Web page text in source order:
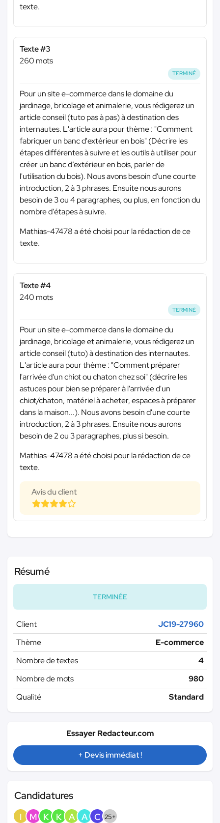
texte.
Texte #3
260 mots
TERMINÉ
Pour un site e-commerce dans le domaine du
jardinage, bricolage et animalerie, vous rédigerez un
article conseil (tuto pas à pas) à destination des
internautes. L'article aura pour thème : "Comment
fabriquer un banc d'extérieur en bois" (Décrire les
étapes différentes à suivre et les outils à utiliser pour
créer un banc d’extérieur en bois, parler de
l'utilisation du bois). Nous avons besoin d'une courte
introduction, 2 à 3 phrases. Ensuite nous aurons
besoin de 3 ou 4 paragraphes, ou plus, en fonction du
nombre d'étapes à suivre.
Mathias-47478 a été choisi pour la rédaction de ce
texte.
Texte #4
240 mots
TERMINÉ
Pour un site e-commerce dans le domaine du
jardinage, bricolage et animalerie, vous rédigerez un
article conseil (tuto) à destination des internautes.
L'article aura pour thème : "Comment préparer
l'arrivée d'un chiot ou chaton chez soi" (décrire les
astuces pour bien se préparer à l'arrivée d'un
chiot/chaton, matériel à acheter, espaces à préparer
dans la maison...). Nous avons besoin d'une courte
introduction, 2 à 3 phrases. Ensuite nous aurons
besoin de 2 ou 3 paragraphes, plus si besoin.
Mathias-47478 a été choisi pour la rédaction de ce
texte.
Avis du client
Résumé
TERMINÉE
Client
JC19-27960
Thème
E-commerce
Nombre de textes
4
Nombre de mots
980
Qualité
Standard
Essayer Redacteur.com
+ Devis immédiat !
Candidatures
I M K K A A C 25+